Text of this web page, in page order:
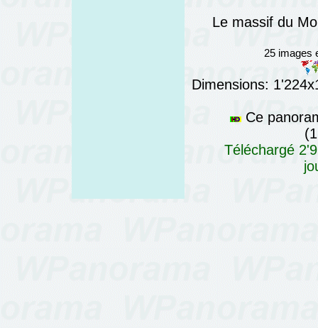
Le massif du
25 images
Dimensions:
Ce
Téléchargé